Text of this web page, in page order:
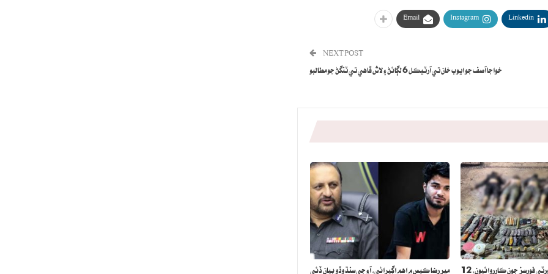
Linkedin
Instagram
Email
NEXT POST
خواجا آصف جو ايوب خان تي آرٽيڪل 6 لڳائڻ ۽ لاش ڦاهي تي ٽنگڻ جو مطالبو
بلوچستان ۾ سيڪيورٽي فورسز جون ڪارروائيون، 12 مير رضا ڪيس ۾ اهم اڳڀرائي، آءِ جي سنڌ وڏو بيان ڏئي